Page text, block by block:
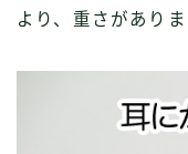
より、重さがありま